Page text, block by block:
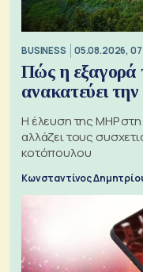
BUSINESS 05.08.2026,
Πώς η εξαγορά
ανακατεύει
H έλευση της MHP
αλλάζει τους
κοτόπουλου
Κωνσταντίνος